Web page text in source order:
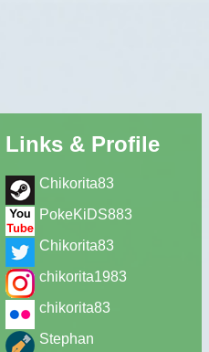
Links & Profile
Chikorita83
PokeKiDS883
Chikorita83
chikorita1983
chikorita83
Stephan